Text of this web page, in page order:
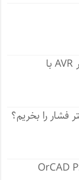
دانلود کتاب 11 پروژه میکروکنترلر AVR با
فشار را بخریم؟